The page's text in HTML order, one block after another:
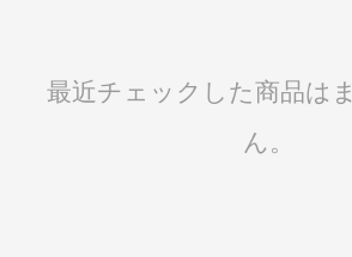
最近チェックした商品は
ん。